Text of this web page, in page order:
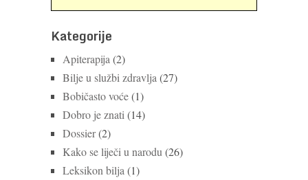
Kategorije
Apiterapija(2)
Bilje u službi zdravlja(27)
Bobičasto voće(1)
Dobro je znati(14)
Dossier(2)
Kako se liječi u narodu(26)
Leksikon bilja(1)